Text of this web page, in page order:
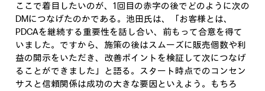
ここで着目したいのが、1回目の赤字の後でどのように次の
DMにつなげたのかである。池田氏は、「お客様とは、
PDCAを継続する重要性を話し合い、前もって合意を得て
いました。ですから、施策の後はスムーズに販売個数や利
益の開示をいただき、改善ポイントを検証して次につなげ
ることができました」と語る。スタート時点でのコンセン
サスと信頼関係は成功の大きな要因といえよう。もちろ